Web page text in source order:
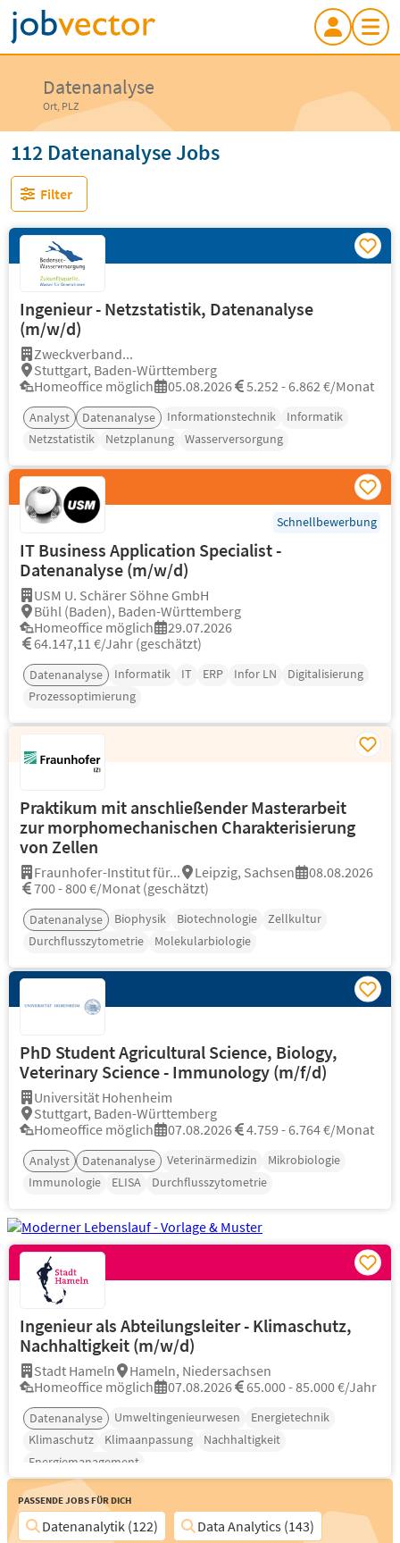
Datenanalyse
Ort, PLZ
112 Datenanalyse Jobs
Filter
Ingenieur - Netzstatistik, Datenanalyse
(m/w/d)
Zweckverband...
Stuttgart, Baden-Württemberg
Homeoffice möglich
05.08.2026 5.252 - 6.862 €/Monat
Analyst Datenanalyse Informationstechnik
Informatik
Netzstatistik
Netzplanung Wasserversorgung
Schnellbewerbung
IT Business Application Specialist -
Datenanalyse (m/w/d)
USM U. Schärer Söhne GmbH
Bühl (Baden), Baden-Württemberg
Homeoffice möglich
29.07.2026
64.147,11 €/Jahr (geschätzt)
Datenanalyse Informatik IT ERP Infor LN
Digitalisierung
Prozessoptimierung
Praktikum mit anschließender Masterarbeit
zur morphomechanischen Charakterisierung
von Zellen
Fraunhofer-Institut für... Leipzig, Sachsen
08.08.2026
700 - 800 €/Monat (geschätzt)
Datenanalyse Biophysik Biotechnologie
Zellkultur
Durchflusszytometrie
Molekularbiologie
PhD Student Agricultural Science, Biology,
Veterinary Science - Immunology (m/f/d)
Universität Hohenheim
Stuttgart, Baden-Württemberg
Homeoffice möglich
07.08.2026 4.759 - 6.764 €/Monat
Analyst Datenanalyse Veterinärmedizin
Mikrobiologie
Immunologie
ELISA Durchflusszytometrie
Ingenieur als Abteilungsleiter - Klimaschutz,
Nachhaltigkeit (m/w/d)
Stadt Hameln
Hameln, Niedersachsen
Homeoffice möglich
07.08.2026 65.000 - 85.000 €/Jahr
Datenanalyse Umweltingenieurwesen
Energietechnik
Klimaschutz
Klimaanpassung
Nachhaltigkeit
Energiemanagement
Passende Jobs für Dich
Datenanalytik (122)
Data Analytics (143)